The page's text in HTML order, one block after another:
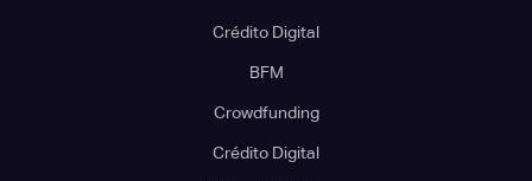
Crédito Digital
BFM
Crowdfunding
Crédito Digital